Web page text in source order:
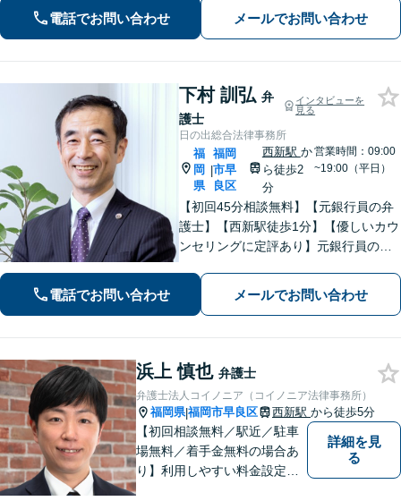
せんか？第3者の目線から、さまざまな
解決方法や選択肢の提示をいたします
電話でお問い合わせ メールでお問い合わせ
下村 訓弘 弁
護士
インタビューを
見る
日の出総合法律事務所
福
岡
県
|
福岡
市早
良区
西新駅 か
ら徒歩2
分
営業時間：09:00
~19:00（平日）
【初回45分相談無料】【元銀行員の弁
護士】【西新駅徒歩1分】【優しいカウ
ンセリングに定評あり】元銀行員のノ
理／労働雇用／企業法務／債権回収か
ら離婚問題までサポートします。経営
電話でお問い合わせ メールでお問い合わせ
浜上 慎也 弁護士
弁護士法人コイノニア（コイノニア法律事務所）
福岡県|福岡市早良区 西新駅 から徒歩5分
【初回相談無料／駅近／駐車
場無料／着手金無料の場合あ
り】利用しやすい料金設定に
詳細を見
る